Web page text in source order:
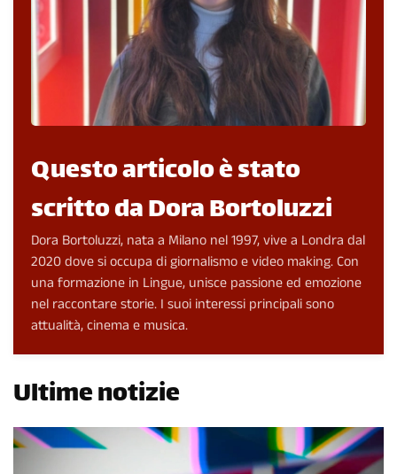
Questo articolo è stato
scritto da Dora Bortoluzzi
Dora Bortoluzzi, nata a Milano nel 1997, vive a Londra dal
2020 dove si occupa di giornalismo e video making. Con
una formazione in Lingue, unisce passione ed emozione
nel raccontare storie. I suoi interessi principali sono
attualità, cinema e musica.
Ultime notizie